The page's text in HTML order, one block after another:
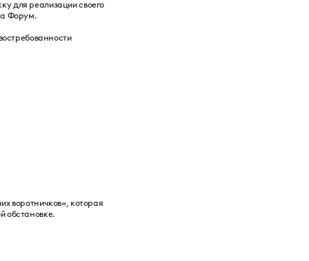
для реализации своего
Форум.
воротничков», которая
обстановке.